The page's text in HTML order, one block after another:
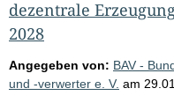
dezentrale
2028
Angegeben von: BAV -
und -verwerter e. V. am